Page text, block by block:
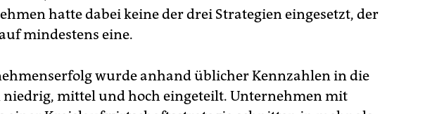
hatte dabei keine der drei Strategien eingesetzt, der
mindestens eine.
wurde anhand üblicher Kennzahlen in die
niedrig, mittel und hoch eingeteilt. Unternehmen mit